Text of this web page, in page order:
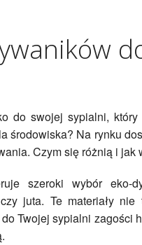
do swojej sypialni,
środowiska? Na rynku
Czym się różnią i jak
szeroki wybór eko-
juta. Te materiały
Twojej sypialni zagości